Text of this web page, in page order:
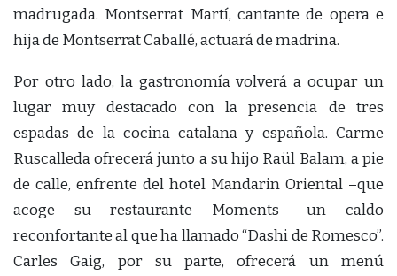
madrugada. Montserrat Martí, cantante de opera e
hija de Montserrat Caballé, actuará de madrina.
Por otro lado, la gastronomía volverá a ocupar un
lugar muy destacado con la presencia de tres
espadas de la cocina catalana y española. Carme
Ruscalleda ofrecerá junto a su hijo Raül Balam, a pie
de calle, enfrente del hotel Mandarin Oriental –que
acoge su restaurante Moments– un caldo
reconfortante al que ha llamado “Dashi de Romesco”.
Carles Gaig, por su parte, ofrecerá un menú